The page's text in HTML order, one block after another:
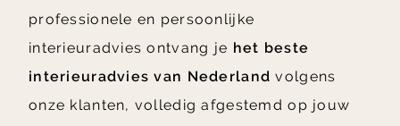
professionele en persoonlijke
interieuradvies ontvang je het beste
interieuradvies van Nederland volgens
onze klanten, volledig afgestemd op jouw